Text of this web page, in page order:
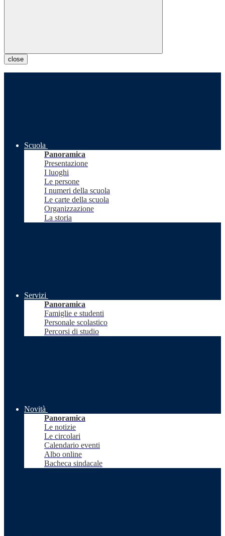
close
Scuola
Panoramica
Presentazione
I luoghi
Le persone
I numeri della scuola
Le carte della scuola
Organizzazione
La storia
Servizi
Panoramica
Famiglie e studenti
Personale scolastico
Percorsi di studio
Novità
Panoramica
Le notizie
Le circolari
Calendario eventi
Albo online
Bacheca sindacale